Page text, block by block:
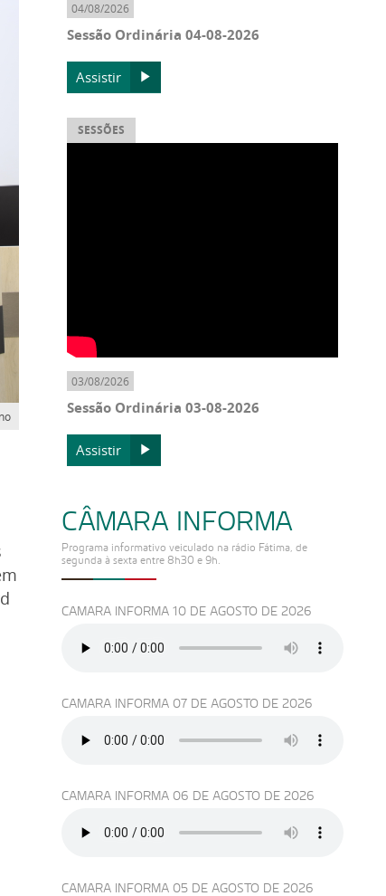
04/08/2026
Sessão Ordinária 04-08-2026
Assistir
SESSÕES
03/08/2026
Sessão Ordinária 03-08-2026
Assistir
CÂMARA INFORMA
Programa informativo veiculado na rádio Fátima, de
segunda à sexta entre 8h30 e 9h.
CAMARA INFORMA 10 DE AGOSTO DE 2026
CAMARA INFORMA 07 DE AGOSTO DE 2026
CAMARA INFORMA 06 DE AGOSTO DE 2026
CAMARA INFORMA 05 DE AGOSTO DE 2026